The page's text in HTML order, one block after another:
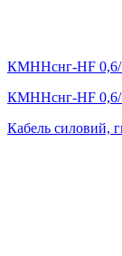
КМHHснг-HF
КМHHснг-HF
Кабель силовий,